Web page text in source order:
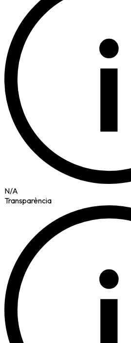
i
N/A
Transparència